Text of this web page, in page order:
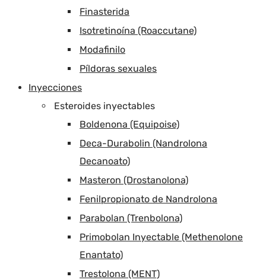
Finasterida
Isotretinoína (Roaccutane)
Modafinilo
Píldoras sexuales
Inyecciones
Esteroides inyectables
Boldenona (Equipoise)
Deca-Durabolin (Nandrolona
Decanoato)
Masteron (Drostanolona)
Fenilpropionato de Nandrolona
Parabolan (Trenbolona)
Primobolan Inyectable (Methenolone
Enantato)
Trestolona (MENT)